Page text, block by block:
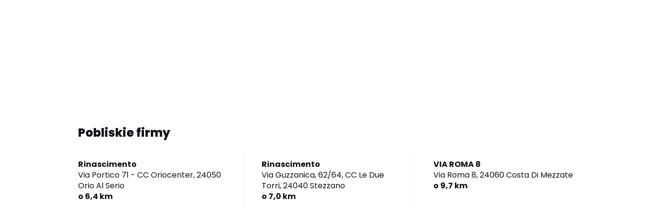
Pobliskie firmy
Rinascimento
Via Portico 71 - CC Oriocenter,24050
Orio Al Serio
o 6,4 km
Rinascimento
Via Guzzanica, 62/64, CC Le Due
Torri,24040 Stezzano
o 7,0 km
VIA ROMA 8
Via Roma 8,24060 Costa Di Mezzate
o 9,7 km